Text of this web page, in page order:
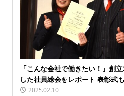
「こんな会社で働きたい！」創
した社員総会をレポート 表彰式
2025.02.10